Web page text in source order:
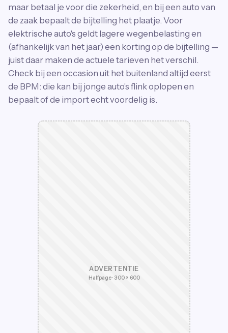
maar betaal je voor die zekerheid, en bij een auto van
de zaak bepaalt de bijtelling het plaatje. Voor
elektrische auto's geldt lagere wegenbelasting en
(afhankelijk van het jaar) een korting op de bijtelling —
juist daar maken de actuele tarieven het verschil.
Check bij een occasion uit het buitenland altijd eerst
de BPM: die kan bij jonge auto's flink oplopen en
bepaalt of de import echt voordelig is.
ADVERTENTIE
Halfpage · 300 × 600